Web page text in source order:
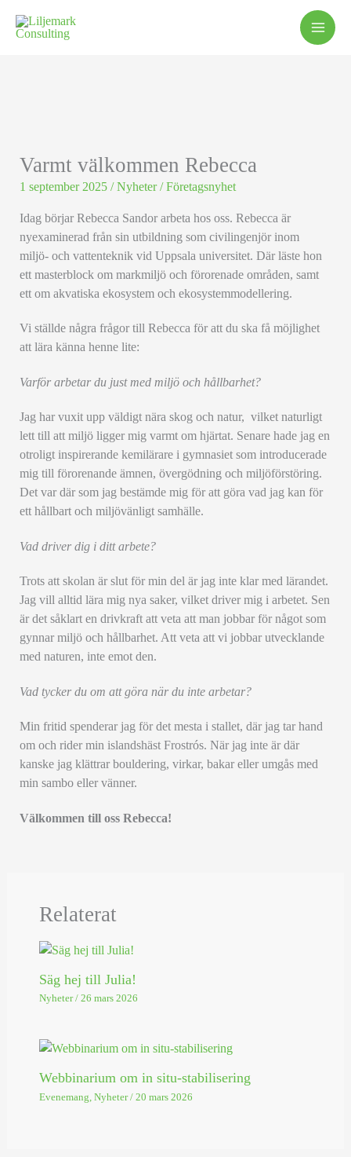
Varmt välkommen Rebecca
1 september 2025/Nyheter/Företagsnyhet
Idag börjar Rebecca Sandor arbeta hos oss. Rebecca är
nyexaminerad från sin utbildning som civilingenjör inom
miljö- och vattenteknik vid Uppsala universitet. Där läste hon
ett masterblock om markmiljö och förorenade områden, samt
ett om akvatiska ekosystem och ekosystemmodellering.
Vi ställde några frågor till Rebecca för att du ska få möjlighet
att lära känna henne lite:
Varför arbetar du just med miljö och hållbarhet?
Jag har vuxit upp väldigt nära skog och natur, vilket naturligt
lett till att miljö ligger mig varmt om hjärtat. Senare hade jag en
otroligt inspirerande kemilärare i gymnasiet som introducerade
mig till förorenande ämnen, övergödning och miljöförstöring.
Det var där som jag bestämde mig för att göra vad jag kan för
ett hållbart och miljövänligt samhälle.
Vad driver dig i ditt arbete?
Trots att skolan är slut för min del är jag inte klar med lärandet.
Jag vill alltid lära mig nya saker, vilket driver mig i arbetet. Sen
är det såklart en drivkraft att veta att man jobbar för något som
gynnar miljö och hållbarhet. Att veta att vi jobbar utvecklande
med naturen, inte emot den.
Vad tycker du om att göra när du inte arbetar?
Min fritid spenderar jag för det mesta i stallet, där jag tar hand
om och rider min islandshäst Frostrós. När jag inte är där
kanske jag klättrar bouldering, virkar, bakar eller umgås med
min sambo eller vänner.
Välkommen till oss Rebecca!
Relaterat
Säg hej till Julia!
Nyheter/ 26 mars 2026
Webbinarium om in situ-stabilisering
Evenemang Nyheter/ 20 mars 2026